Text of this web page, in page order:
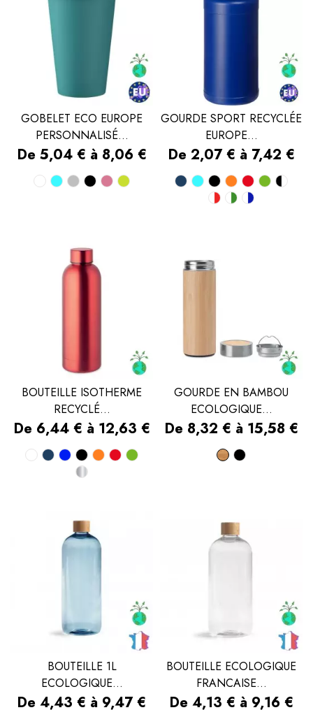
GOBELET ECO EUROPE
PERSONNALISÉ...
Prix
De 5,04 € à 8,06 €
Blanc
BleuGrisNoirRoseVert
GOURDE SPORT RECYCLÉE
EUROPE...
Prix
De 2,07 € à 7,42 €
Bleu
marine
Bleu
turquoise
NoirOrange
Rouge
Vert
Blanc/rouge
Blanc/vert
Blanc/
BOUTEILLE ISOTHERME
RECYCLÉ...
Prix
De 6,44 € à 12,63 €
Blanc
Bleu
marine
Bleu
royal
NoirOrange
Rouge
Vert
Argent
GOURDE EN BAMBOU
ECOLOGIQUE...
Prix
De 8,32 € à 15,58 €
BoisNoir
BOUTEILLE 1L
ECOLOGIQUE...
Prix
De 4,43 € à 9,47 €
BOUTEILLE ECOLOGIQUE
FRANCAISE...
Prix
De 4,13 € à 9,16 €